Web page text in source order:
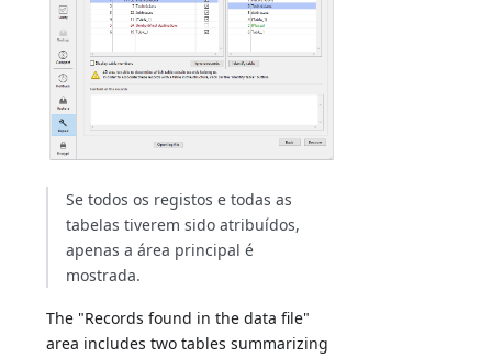
Se todos os registos e todas as
tabelas tiverem sido atribuídos,
apenas a área principal é
mostrada.
The "Records found in the data file"
area includes two tables summarizing